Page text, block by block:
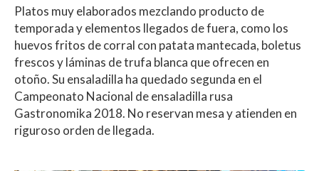
Platos muy elaborados mezclando producto de
temporada y elementos llegados de fuera, como los
huevos fritos de corral con patata mantecada, boletus
frescos y láminas de trufa blanca que ofrecen en
otoño. Su ensaladilla ha quedado segunda en el
Campeonato Nacional de ensaladilla rusa
Gastronomika 2018. No reservan mesa y atienden en
riguroso orden de llegada.